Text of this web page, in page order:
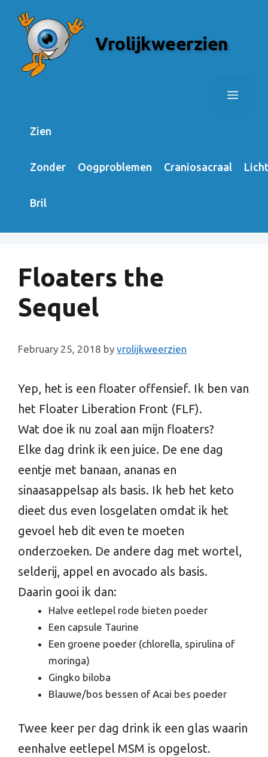
content
Vrolijkweerzien
Menu
Zien
Zonder
Bril
Oogproblemen Craniosacraal Licht
Floaters the
Sequel
February 25, 2018 by vrolijkweerzien
Yep, het is een floater offensief. Ik ben van
het Floater Liberation Front (FLF).
Wat doe ik nu zoal aan mijn floaters?
Elke dag drink ik een juice. De ene dag
eentje met banaan, ananas en
sinaasappelsap als basis. Ik heb het keto
dieet dus even losgelaten omdat ik het
gevoel heb dit even te moeten
onderzoeken. De andere dag met wortel,
selderij, appel en avocado als basis.
Daarin gooi ik dan:
Halve eetlepel rode bieten poeder
Een capsule Taurine
Een groene poeder (chlorella, spirulina of
moringa)
Gingko biloba
Blauwe/bos bessen of Acai bes poeder
Twee keer per dag drink ik een glas waarin
eenhalve eetlepel MSM is opgelost.